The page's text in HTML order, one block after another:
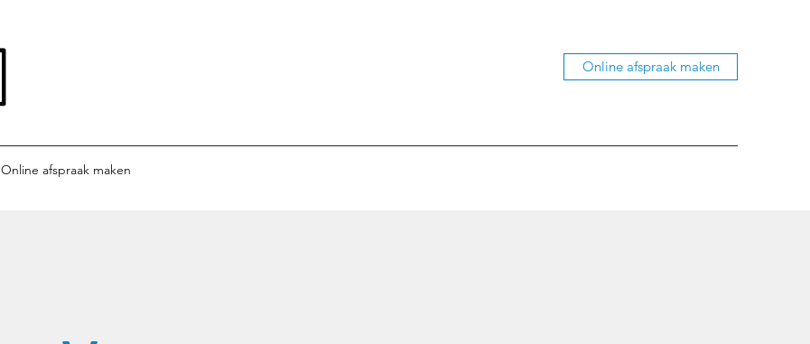
Online afspraak maken
Online afspraak maken